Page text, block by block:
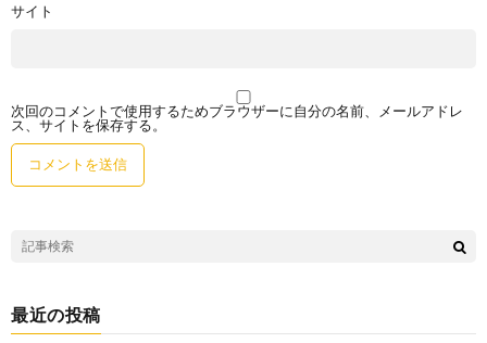
サイト
次回のコメントで使用するためブラウザーに自分の名前、メールアドレ
ス、サイトを保存する。
最近の投稿